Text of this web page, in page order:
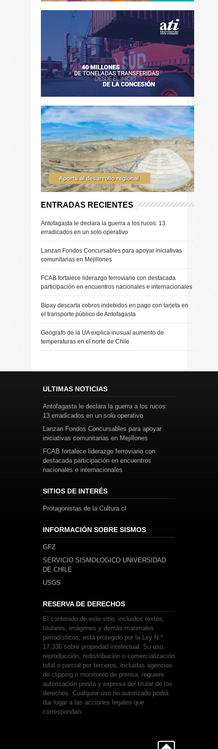
ENTRADAS RECIENTES
Antofagasta le declara la guerra a los rucos: 13
erradicados en un solo operativo
Lanzan Fondos Concursables para apoyar iniciativas
comunitarias en Mejillones
FCAB fortalece liderazgo ferroviario con destacada
participación en encuentros nacionales e internacionales
Bipay descarta cobros indebidos en pago con tarjeta en
el transporte público de Antofagasta
Geógrafo de la UA explica inusual aumento de
temperaturas en el norte de Chile
ULTIMAS NOTICIAS
Antofagasta le declara la guerra a los rucos:
13 erradicados en un solo operativo
Lanzan Fondos Concursables para apoyar
iniciativas comunitarias en Mejillones
FCAB fortalece liderazgo ferroviario con
destacada participación en encuentros
nacionales e internacionales
SITIOS DE INTERÉS
Protagonistas de la Cultura.cl
INFORMACIÓN SOBRE SISMOS
GFZ
SERVICIO SISMOLOGICO UNIVERSIDAD
DE CHILE
USGS
RESERVA DE DERECHOS
El contenido de este sitio, incluidos textos,
titulares, imágenes y demás materiales
periodísticos, está protegido por la Ley N.º
17.336 sobre propiedad intelectual. Su uso,
reproducción, redistribución o comercialización
total o parcial por terceros, incluidas agencias
de clipping o monitoreo de prensa, requiere
autorización previa y expresa del titular de los
derechos. Cualquier uso no autorizado podrá
dar lugar a las acciones legales que
correspondan.